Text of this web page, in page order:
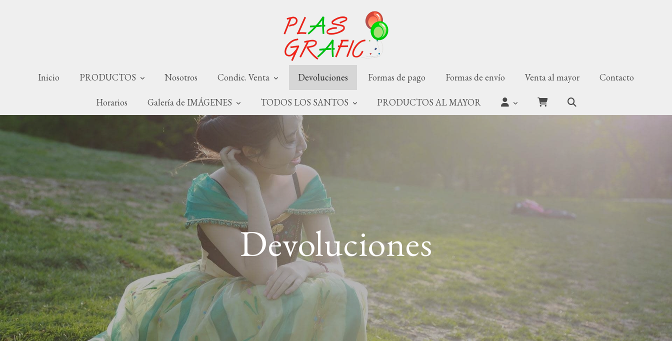
Inicio PRODUCTOS Nosotros Condic. Venta Devoluciones Formas de pago Formas de envío Venta al mayor Contacto
Horarios Galería de IMÁGENES TODOS LOS SANTOS PRODUCTOS AL MAYOR
Devoluciones